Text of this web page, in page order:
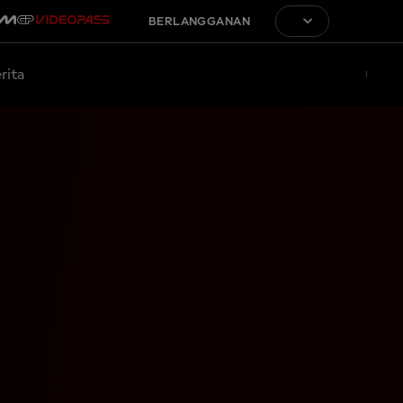
BERLANGGANAN